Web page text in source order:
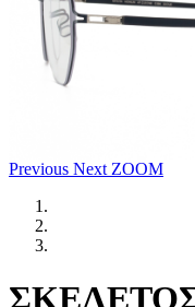
Previous Next ZOOM